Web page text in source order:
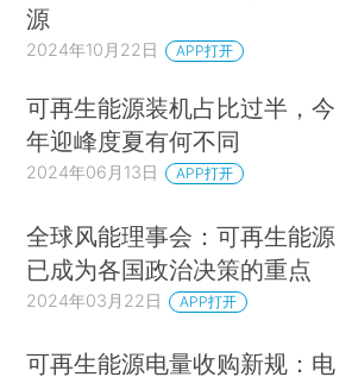
源
2024年10月22日 APP打开
可再生能源装机占比过半，今
年迎峰度夏有何不同
2024年06月13日 APP打开
全球风能理事会：可再生能源
已成为各国政治决策的重点
2024年03月22日 APP打开
可再生能源电量收购新规：电